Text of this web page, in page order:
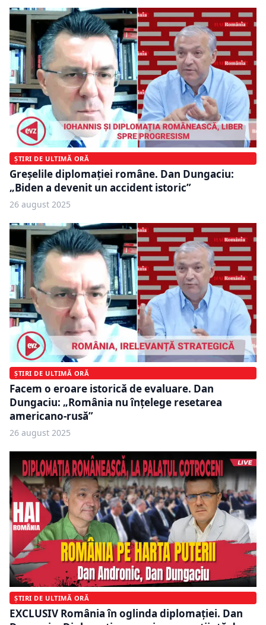
ȘTIRI DE ULTIMĂ ORĂ
Greșelile diplomației române. Dan Dungaciu:
„Biden a devenit un accident istoric”
26 august 2025
ȘTIRI DE ULTIMĂ ORĂ
Facem o eroare istorică de evaluare. Dan
Dungaciu: „România nu înțelege resetarea
americano-rusă”
26 august 2025
ȘTIRI DE ULTIMĂ ORĂ
EXCLUSIV România în oglinda diplomației. Dan